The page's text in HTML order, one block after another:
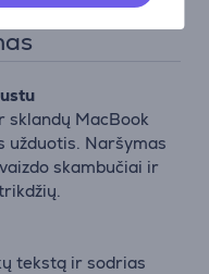
sklandų MacBook
užduotis. Naršymas
skambučiai ir
tekstą ir sodrias